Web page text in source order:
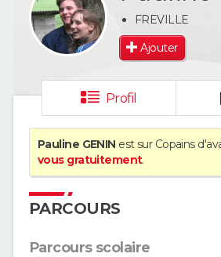
FREVILLE
Ajouter
Profil
Pauline GENIN est sur Copains
vous gratuitement.
PARCOURS
Parcours scolaire